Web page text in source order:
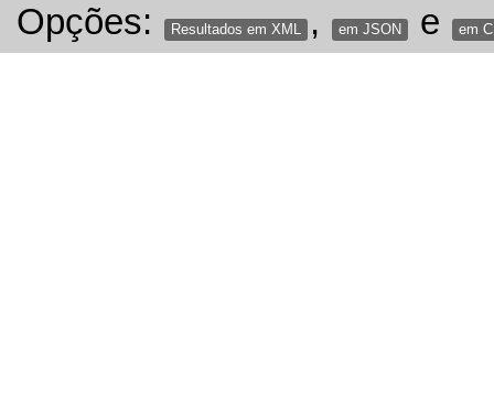
Opções: Resultados em XML , em JSON e em